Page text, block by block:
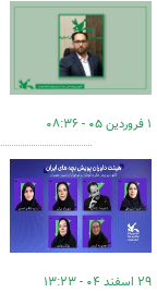
۱ فروردین ۰۵ - ۰۸:۳۶
۲۹ اسفند ۰۴ - ۱۳:۲۳